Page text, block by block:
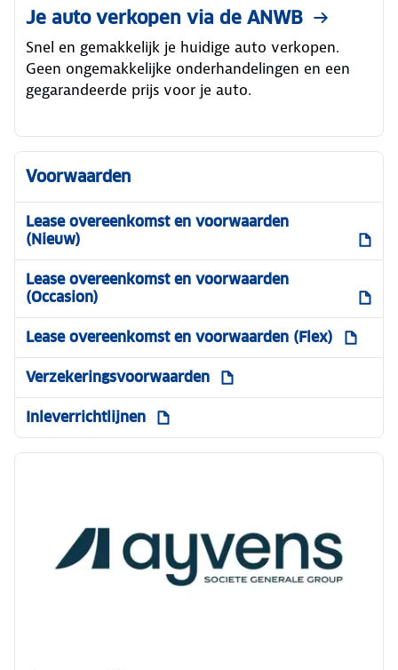
Je auto verkopen via de ANWB
Snel en gemakkelijk je huidige auto verkopen.
Geen ongemakkelijke onderhandelingen en een
gegarandeerde prijs voor je auto.
Voorwaarden
Lease overeenkomst en voorwaarden
(Nieuw)
Lease overeenkomst en voorwaarden
(Occasion)
Lease overeenkomst en voorwaarden (Flex)
Verzekeringsvoorwaarden
Inleverrichtlijnen